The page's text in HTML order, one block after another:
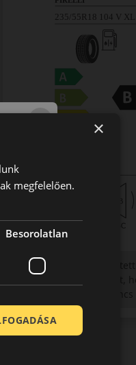
Figyelem a feltüntetett
×
megfelelően.
Besorolatlan